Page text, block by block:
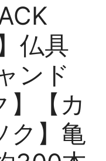
仏具
ンド
】【カ
ク】亀